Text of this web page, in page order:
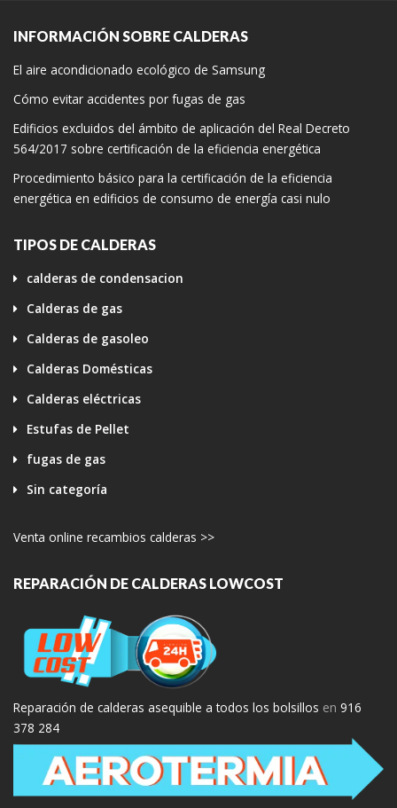
INFORMACIÓN SOBRE CALDERAS
El aire acondicionado ecológico de Samsung
Cómo evitar accidentes por fugas de gas
Edificios excluidos del ámbito de aplicación del Real Decreto
564/2017 sobre certificación de la eficiencia energética
Procedimiento básico para la certificación de la eficiencia
energética en edificios de consumo de energía casi nulo
TIPOS DE CALDERAS
calderas de condensacion
Calderas de gas
Calderas de gasoleo
Calderas Domésticas
Calderas eléctricas
Estufas de Pellet
fugas de gas
Sin categoría
Venta online recambios calderas >>
REPARACIÓN DE CALDERAS LOWCOST
Reparación de calderas asequible a todos los bolsillos en 916
378 284